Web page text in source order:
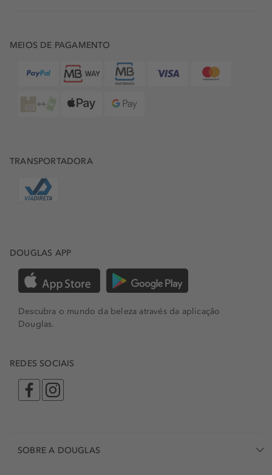
MEIOS DE PAGAMENTO
TRANSPORTADORA
DOUGLAS APP
Descubra o mundo da beleza através da aplicação
Douglas.
REDES SOCIAIS
SOBRE A DOUGLAS